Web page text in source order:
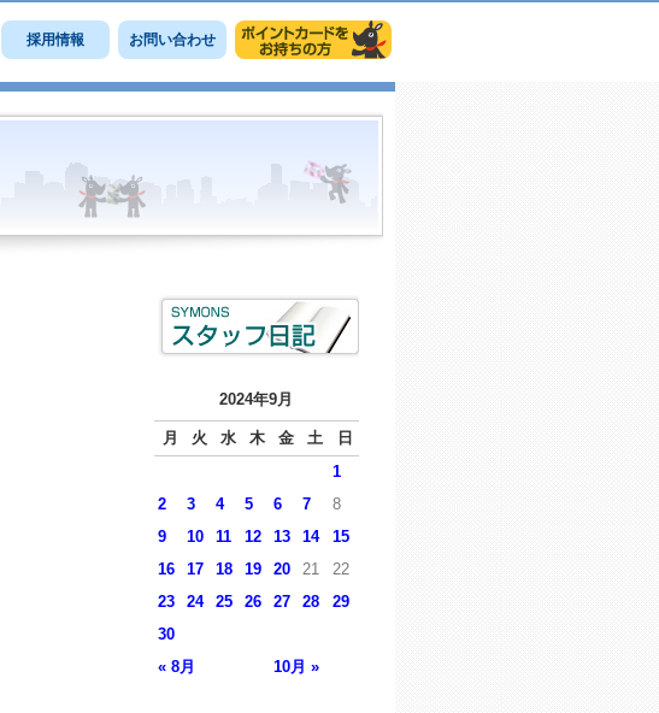
採用情報 お問い合わせ
2024年9月
月 火 水 木 金 土 日
« 8月 10月 »
1
2
3 4 5 6 7
8
9
10 11 12 13 14
15
16
17 18 19 20 21
22
23
24 25 26 27 28
29
30